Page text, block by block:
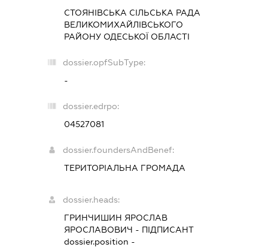
СТОЯНІВСЬКА СІЛЬСЬКА РАДА
ВЕЛИКОМИХАЙЛІВСЬКОГО
РАЙОНУ ОДЕСЬКОЇ ОБЛАСТІ
dossier.opfSubType:
-
dossier.edrpo:
04527081
dossier.foundersAndBenef:
ТЕРИТОРІАЛЬНА ГРОМАДА
dossier.heads:
ГРИНЧИШИН ЯРОСЛАВ
ЯРОСЛАВОВИЧ - ПІДПИСАНТ
dossier.position -